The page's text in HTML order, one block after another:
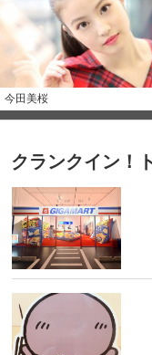
今田美桜
クランクイン